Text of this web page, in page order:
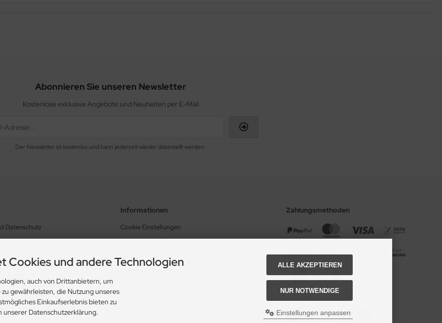
Abonnieren Sie unseren Newsletter
Kostenlose exklusive Angebote und Neuheiten per E-Mail
Der Newsletter ist kostenlos und kann jederzeit wieder abbestellt werden.
Datenschutz
Informationen
Cookie Einstellungen
Lieferung und Versandkosten
Zahlungsarten
Zahlungsmethoden
Cookies und andere Technologien
auch von Drittanbietern, um
gewährleisten, die Nutzung unseres
Einkaufserlebnis bieten zu
unserer Datenschutzerklärung.
ALLE AKZEPTIEREN
NUR NOTWENDIGE
Einstellungen anpassen